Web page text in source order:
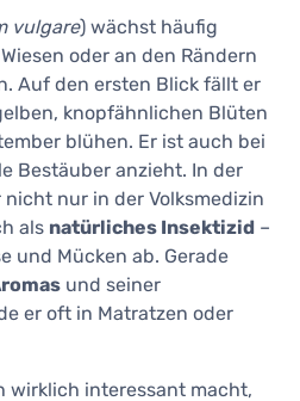
vulgare) wächst häufig
oder an den Rändern
Auf den ersten Blick fällt er
knopfähnlichen Blüten
blühen. Er ist auch bei
Bestäuber anzieht. In der
nur in der Volksmedizin
als natürliches Insektizid –
und Mücken ab. Gerade
und seiner
er oft in Matratzen oder
wirklich interessant macht,